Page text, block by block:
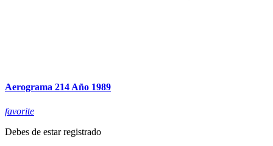
Aerograma 214 Año 1989
favorite
Debes de estar registrado